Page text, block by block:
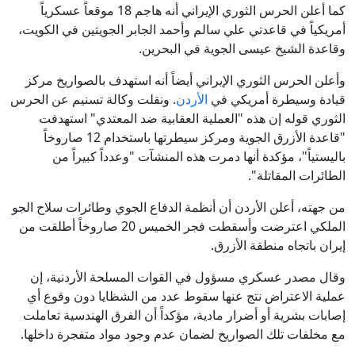
كما أعلن الحرس الثوري الإيراني أنه هاجم 18 موقعاً عسكرياً
أمريكياً في قاعدتي علي سالم وأحمد الجابر الجويتين في الكويت،
وقاعدة الشيخ عيسى الجوية في البحرين.
وأعلن الحرس الثوري الإيراني أيضاً أنه استهدف بالصواريخ مركز
قيادة وسيطرة أمريكي في الأردن. ونقلت وكالة تسنيم عن الحرس
الثوري قوله إن هذه "العملية العقابية ضد المعتدي" استهدفت
"قاعدة الأزرق الجوية ومركز سيطرتها باستخدام 12 صاروخاً
باليستياً"، مؤكدة أنها دمرت هذه المنشآت "وعدداً كبيراً من
الطائرات المقاتلة".
من جهته، أعلن الأردن أن أنظمة الدفاع الجوي وطائرات سلاح الجو
الملكي اعترضت وأسقطت فجر الخميس 20 صاروخاً أطلقت من
إيران باتجاه منطقة الأزرق.
وقال مصدر عسكري مسؤول في القوات المسلحة الأردنية، إن
عملية الاعتراض نتج عنها سقوط عدد من الشظايا دون وقوع أي
إصابات بشرية أو أضرار مادية، مؤكداً أن الفرق الهندسية تعاملت
مع مخلفات تلك الصواريخ لضمان عدم وجود مواد متفجرة داخلها.